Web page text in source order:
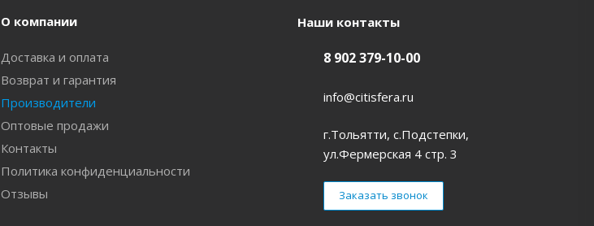
О компании
Доставка и оплата
Возврат и гарантия
Производители
Оптовые продажи
Контакты
Политика конфиденциальности
Отзывы
Наши контакты
8 902 379-10-00
info@citisfera.ru
г.Тольятти, с.Подстепки,
ул.Фермерская 4 стр. 3
Заказать звонок